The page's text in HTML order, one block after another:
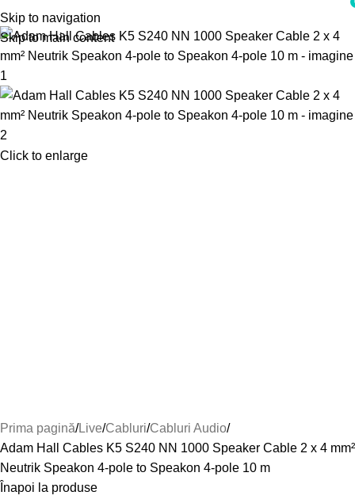
Skip to navigation
Skip to main content
Click to enlarge
Prima pagină Live Cabluri Cabluri Audio
Adam Hall Cables K5 S240 NN 1000 Speaker Cable 2 x 4 mm²
Neutrik Speakon 4-pole to Speakon 4-pole 10 m
Înapoi la produse